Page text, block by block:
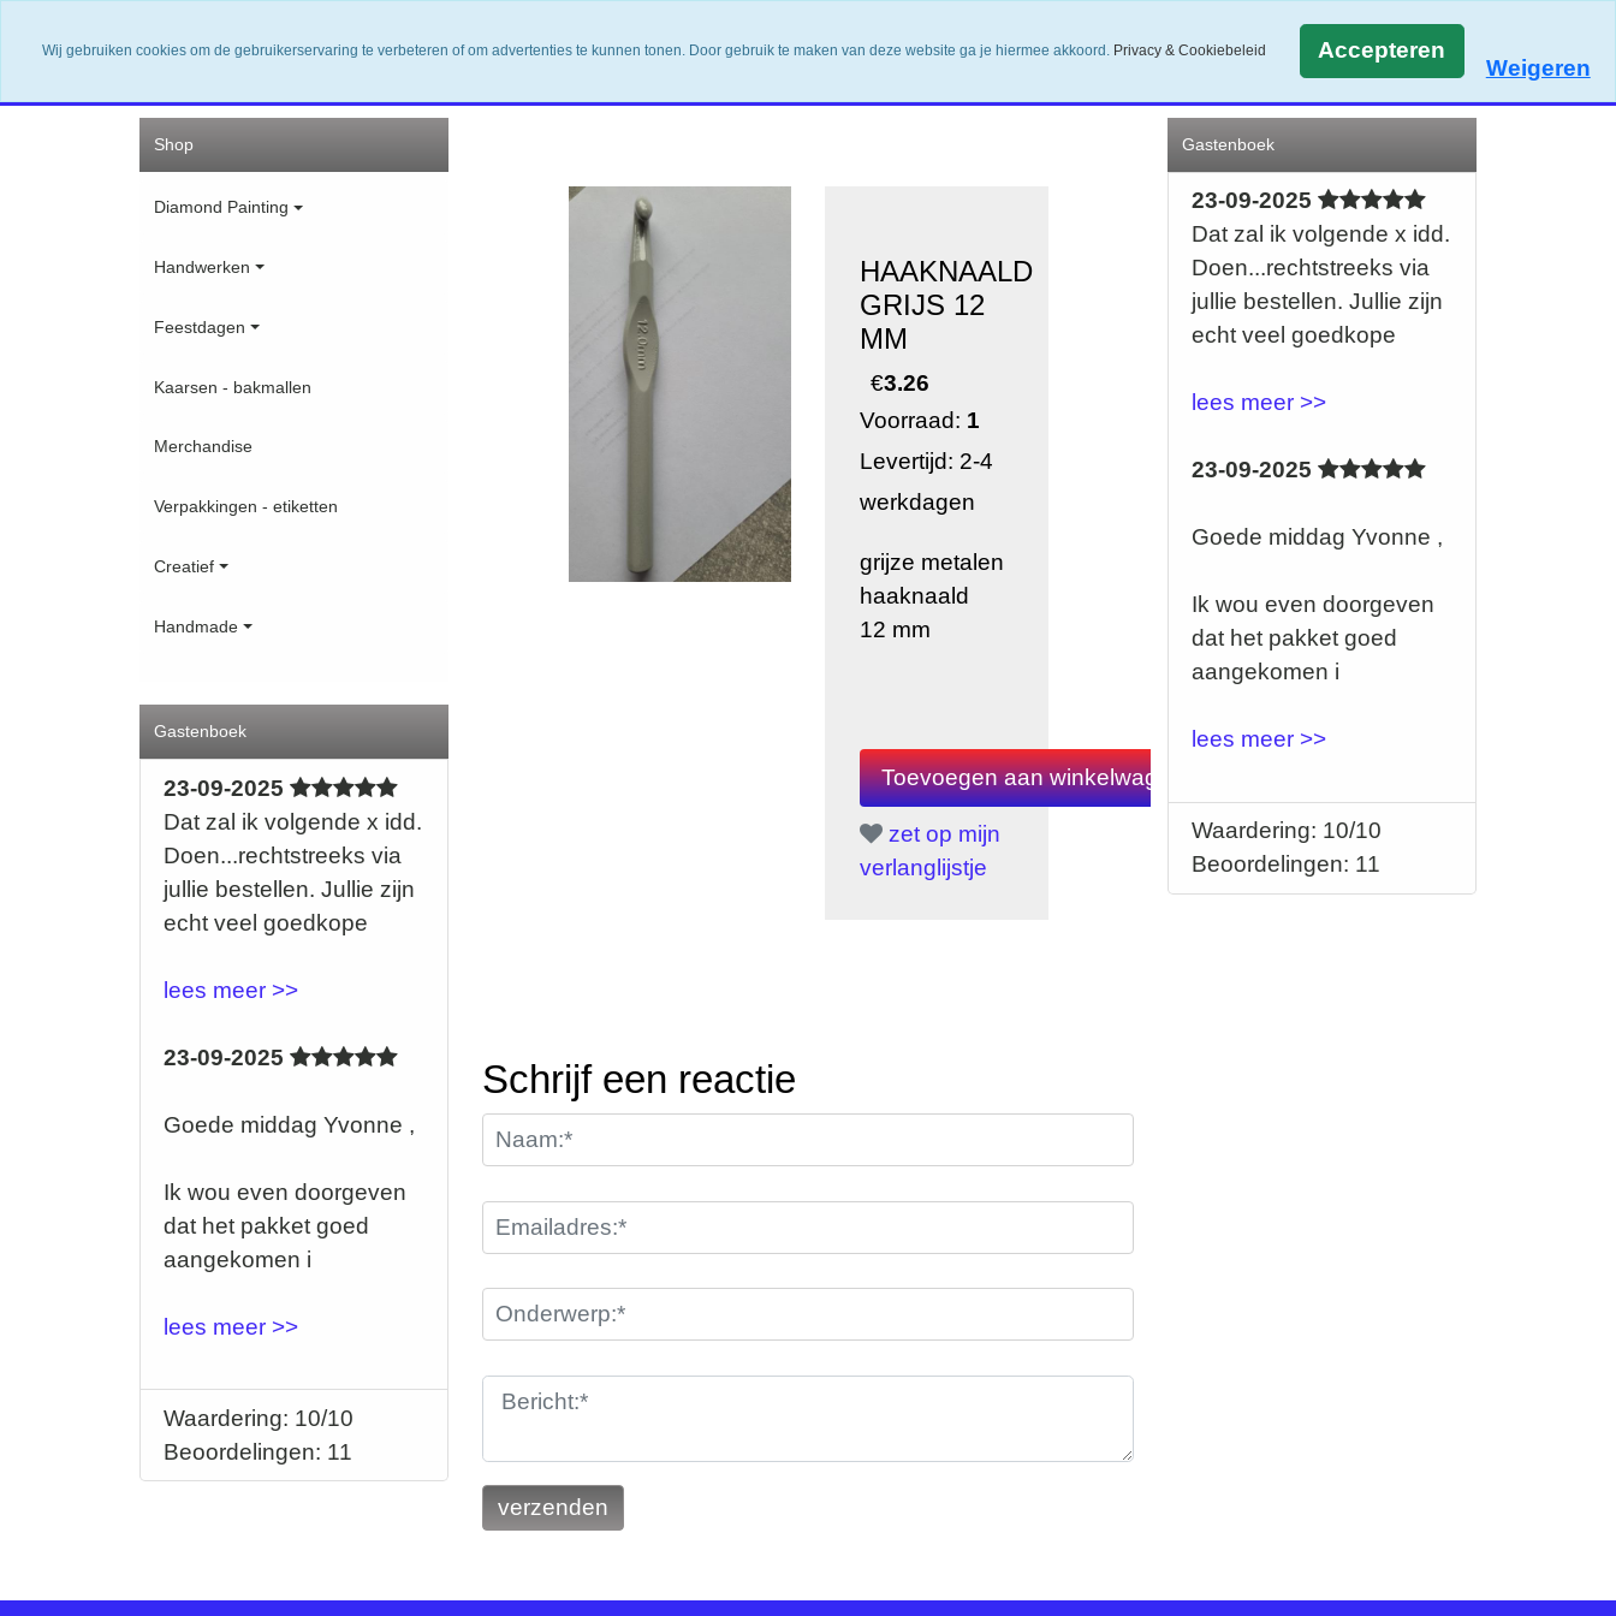
Home Nieuwsbrief Contact Shop
Shop
Diamond Painting
Handwerken
Feestdagen
Kaarsen - bakmallen
Merchandise
Verpakkingen - etiketten
Creatief
Handmade
Gastenboek
23-09-2025
Dat zal ik volgende x idd.
Doen...rechtstreeks via
jullie bestellen. Jullie zijn
echt veel goedkope
lees meer >>
23-09-2025
Goede middag Yvonne ,
Ik wou even doorgeven
dat het pakket goed
aangekomen i
lees meer >>
Waardering: 10/10
Beoordelingen: 11
HAAKNAALD
GRIJS 12
MM
€3.26
Voorraad: 1
Levertijd: 2-4
werkdagen
grijze metalen
haaknaald
12 mm
zet op mijn
verlanglijstje
Schrijf een reactie
Gastenboek
23-09-2025
Dat zal ik volgende x idd.
Doen...rechtstreeks via
jullie bestellen. Jullie zijn
echt veel goedkope
lees meer >>
23-09-2025
Goede middag Yvonne ,
Ik wou even doorgeven
dat het pakket goed
aangekomen i
lees meer >>
Waardering: 10/10
Beoordelingen: 11
Wij gebruiken cookies om de gebruikerservaring te verbeteren of om advertenties te kunnen tonen. Door gebruik te maken van deze website ga je hiermee akkoord. Privacy & Cookiebeleid Accepteren
Weigeren